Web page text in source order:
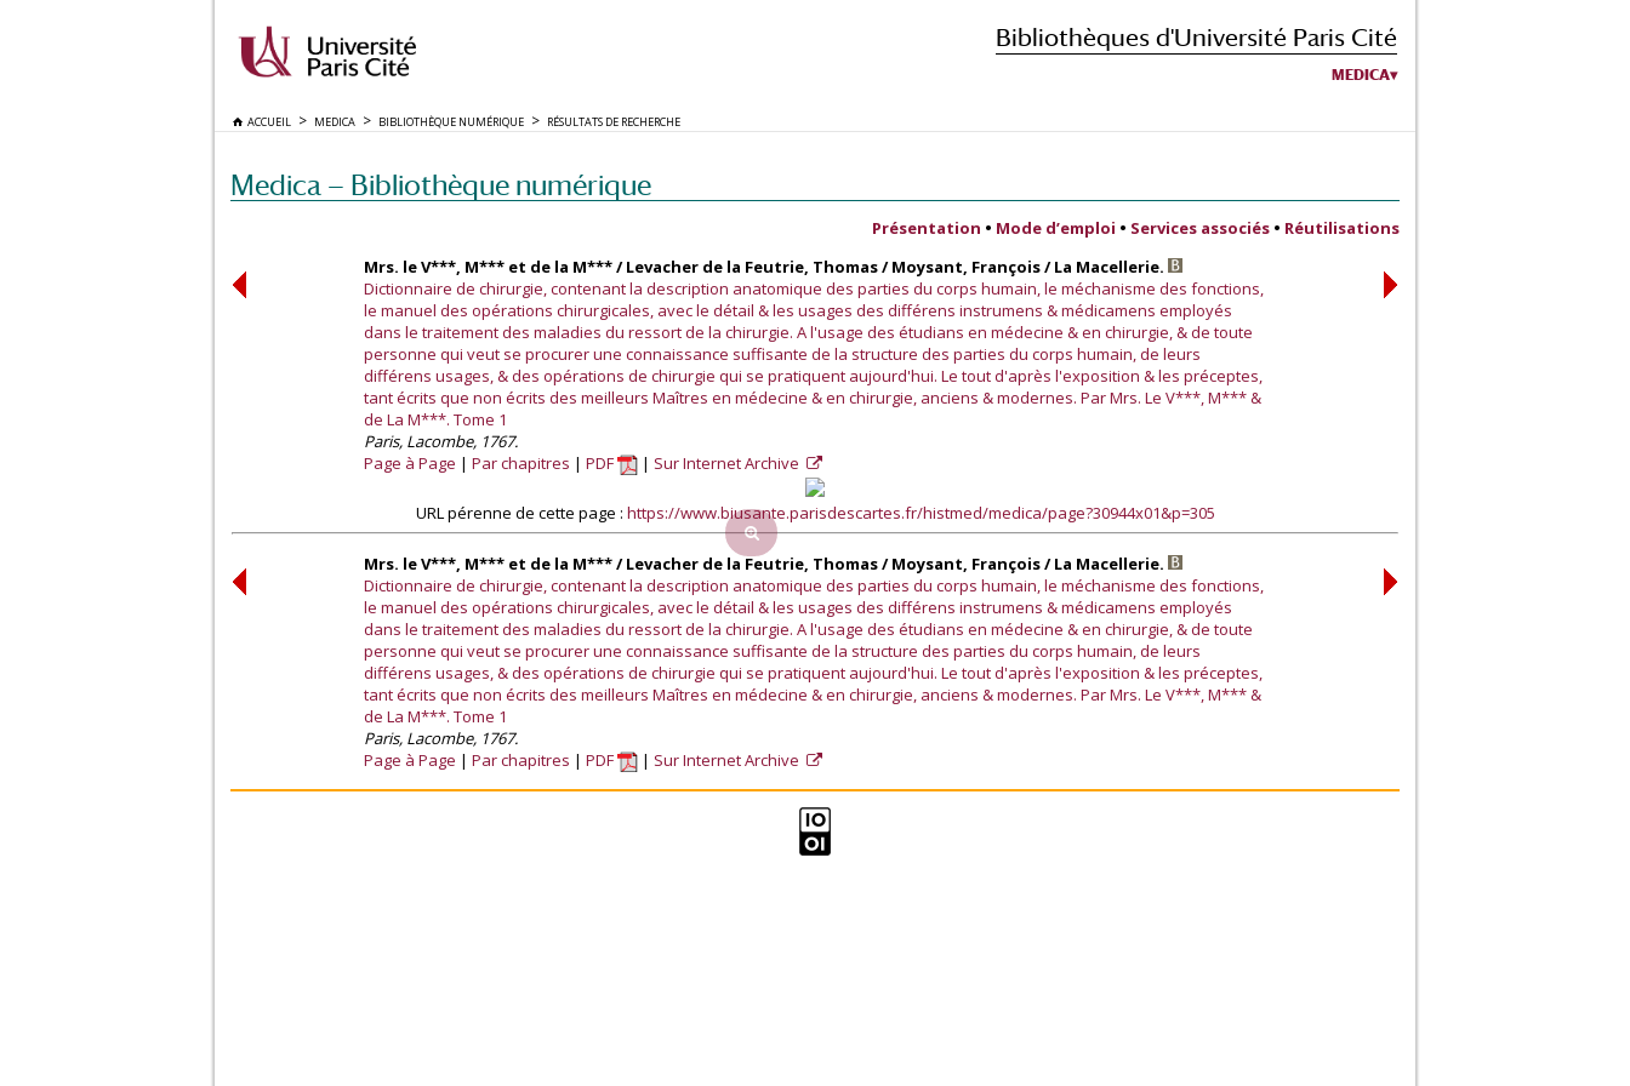
Bibliothèques d'Université Paris Cité
MEDICA
ACCUEIL MEDICA BIBLIOTHÈQUE NUMÉRIQUE RÉSULTATS DE RECHERCHE
Medica — Bibliothèque numérique
Présentation • Mode d’emploi • Services associés • Réutilisations
Mrs. le V***, M*** et de la M*** / Levacher de la Feutrie, Thomas / Moysant, François / La Macellerie.
Dictionnaire de chirurgie, contenant la description anatomique des parties du corps humain, le méchanisme des fonctions,
le manuel des opérations chirurgicales, avec le détail & les usages des différens instrumens & médicamens employés
dans le traitement des maladies du ressort de la chirurgie. A l'usage des étudians en médecine & en chirurgie, & de toute
personne qui veut se procurer une connaissance suffisante de la structure des parties du corps humain, de leurs
différens usages, & des opérations de chirurgie qui se pratiquent aujourd'hui. Le tout d'après l'exposition & les préceptes,
tant écrits que non écrits des meilleurs Maîtres en médecine & en chirurgie, anciens & modernes. Par Mrs. Le V***, M*** &
de La M***. Tome 1
Paris, Lacombe, 1767.
Page à Page
Par chapitres PDF Sur Internet Archive
URL pérenne de cette page : https://www.biusante.parisdescartes.fr/histmed/medica/page?30944x01&p=305
Mrs. le V***, M*** et de la M*** / Levacher de la Feutrie, Thomas / Moysant, François / La Macellerie.
Dictionnaire de chirurgie, contenant la description anatomique des parties du corps humain, le méchanisme des fonctions,
le manuel des opérations chirurgicales, avec le détail & les usages des différens instrumens & médicamens employés
dans le traitement des maladies du ressort de la chirurgie. A l'usage des étudians en médecine & en chirurgie, & de toute
personne qui veut se procurer une connaissance suffisante de la structure des parties du corps humain, de leurs
différens usages, & des opérations de chirurgie qui se pratiquent aujourd'hui. Le tout d'après l'exposition & les préceptes,
tant écrits que non écrits des meilleurs Maîtres en médecine & en chirurgie, anciens & modernes. Par Mrs. Le V***, M*** &
de La M***. Tome 1
Paris, Lacombe, 1767.
Page à Page
Par chapitres PDF Sur Internet Archive